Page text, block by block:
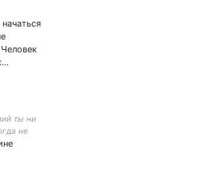
ты ни
не
ー. 🌿